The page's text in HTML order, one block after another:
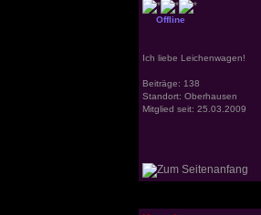
Offline
Ich liebe Leichenwagen!
Beiträge: 138
Standort: Oberhausen
Mitglied seit: 25.03.2009